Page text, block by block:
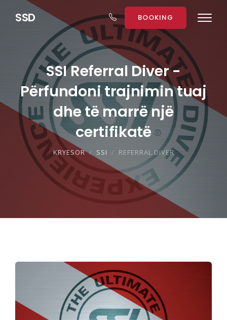
SSD BOOKING
SSI Referral Diver -
Përfundoni trajnimin tuaj
dhe të marrë një
certifikatë
KRYESOR SSI REFERRAL DIVER